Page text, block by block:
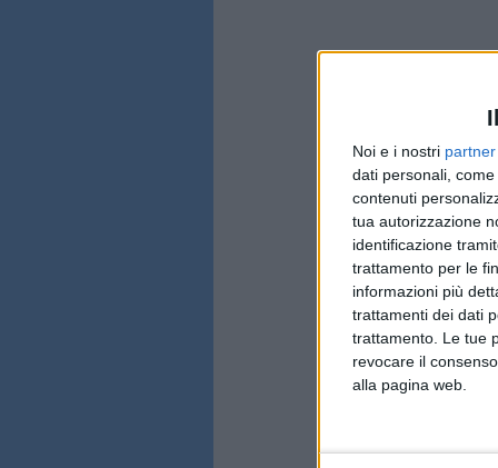
Noi e i nostri partner
dati personali,
contenuti
tua autorizzazione
identificazione
trattamento per le
informazioni più
trattamenti dei dati
trattamento. Le tue
revocare il
alla pagina web.